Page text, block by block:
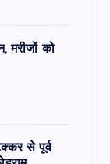
मरीजों को
से पूर्व